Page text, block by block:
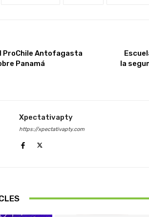
ProChile Antofagasta
Panamá
la
Xpectativapty
https://xpectativapty.com